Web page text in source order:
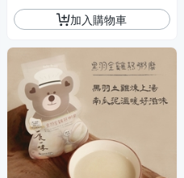
加入購物車